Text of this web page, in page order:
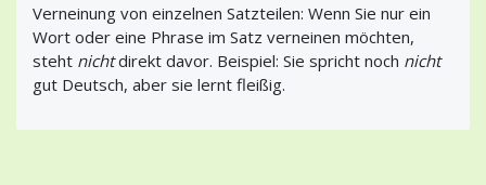
Verneinung von einzelnen Satzteilen: Wenn Sie nur ein
Wort oder eine Phrase im Satz verneinen möchten,
steht nichtdirekt davor. Beispiel: Sie spricht noch nicht
gut Deutsch, aber sie lernt fleißig.